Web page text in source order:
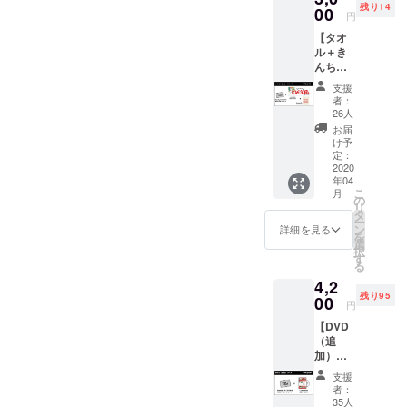
テム＞
・お礼
のメッ
セージ
カード
・Love
sofa
20th
anniver
sary タ
オル ＊
送料込
00 円
残り14
【タオ
ル＋き
んちゃ
くコー
ス】
Love
sofa
20th
anniver
sary を
記念し
たタオ
ルと
Love
sofaき
んちゃ
届けす
るコー
スにな
りま
す。 ＜
リター
ンアイ
テム＞
・お礼
支援
者：
26人
お届
け予
定：
2020
年04
月
詳細を見る
こ
の
リ
タ
ー
ン
を
選
択
す
る
4,2
00 円
残り95
【DVD
（追
加）
コー
ス】
Sunday
支援
者：
35人